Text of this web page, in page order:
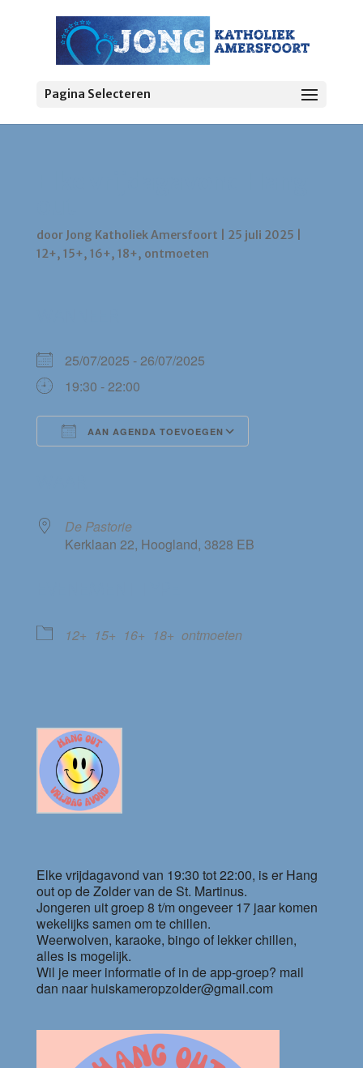
Pagina Selecteren
door Jong Katholiek Amersfoort 25 juli 2025
12+, 15+, 16+, 18+, ontmoeten
25/07/2025 - 26/07/2025
19:30 - 22:00
AAN AGENDA TOEVOEGEN
De Pastorie
Kerklaan 22, Hoogland, 3828 EB
12+ 15+ 16+ 18+ ontmoeten
Elke vrijdagavond van 19:30 tot 22:00, is er Hang
out op de Zolder van de St. Martinus.
Jongeren uit groep 8 t/m ongeveer 17 jaar komen
wekelijks samen om te chillen.
Weerwolven, karaoke, bingo of lekker chillen,
alles is mogelijk.
Wil je meer informatie of in de app-groep? mail
dan naar huiskameropzolder@gmail.com